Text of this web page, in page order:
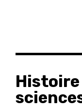
Aller
contenu
principal